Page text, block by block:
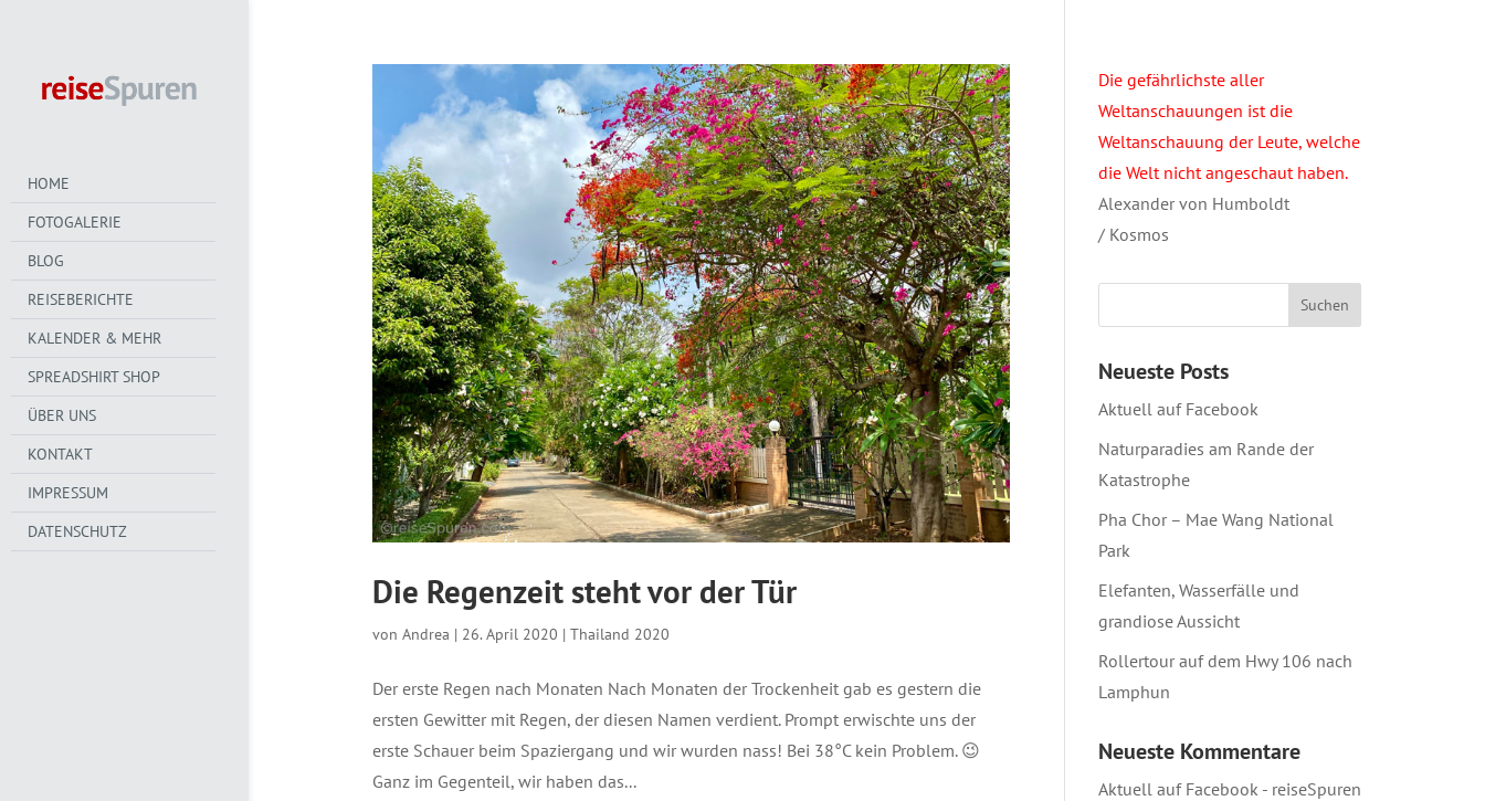
HOME
FOTOGALERIE
BLOG
REISEBERICHTE
KALENDER & MEHR
SPREADSHIRT SHOP
ÜBER UNS
KONTAKT
IMPRESSUM
DATENSCHUTZ
Die Regenzeit steht vor der Tür
von Andrea | 26. April 2020 | Thailand 2020
Der erste Regen nach Monaten Nach Monaten der Trockenheit gab es gestern die
ersten Gewitter mit Regen, der diesen Namen verdient. Prompt erwischte uns der
erste Schauer beim Spaziergang und wir wurden nass! Bei 38°C kein Problem. 😉
Ganz im Gegenteil, wir haben das...
Die gefährlichste aller
Weltanschauungen ist die
Weltanschauung der Leute, welche
die Welt nicht angeschaut haben.
Alexander von Humboldt
/ Kosmos
Neueste Posts
Aktuell auf Facebook
Naturparadies am Rande der
Katastrophe
Pha Chor – Mae Wang National
Park
Elefanten, Wasserfälle und
grandiose Aussicht
Rollertour auf dem Hwy 106 nach
Lamphun
Neueste Kommentare
Aktuell auf Facebook - reiseSpuren